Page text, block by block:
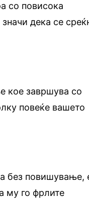
со повисока
дека се
кое завршува со
повеќе вашето
без повишување,
му го фрлите